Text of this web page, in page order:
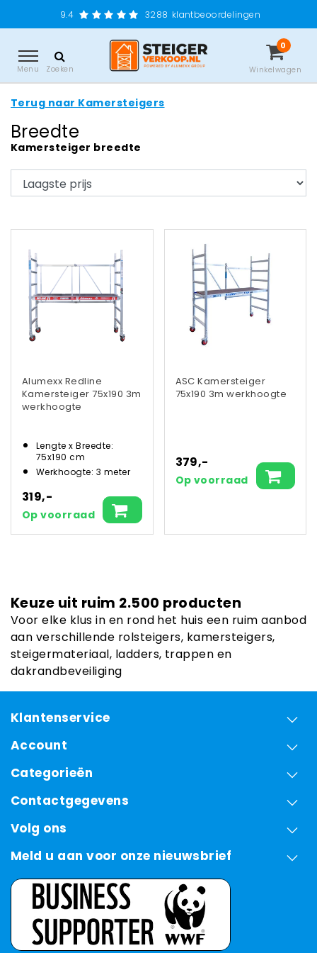
9.4 3288 klantbeoordelingen
Menu Zoeken
0
Winkelwagen
Terug naar Kamersteigers
Breedte
Kamersteiger breedte
Alumexx Redline
Kamersteiger 75x190 3m
werkhoogte
Lengte x Breedte:
75x190 cm
Werkhoogte: 3 meter
319,-
Op voorraad
ASC Kamersteiger
75x190 3m werkhoogte
379,-
Op voorraad
Keuze uit ruim 2.500 producten
Voor elke klus in en rond het huis een ruim aanbod
aan verschillende rolsteigers, kamersteigers,
steigermateriaal, ladders, trappen en
dakrandbeveiliging
Klantenservice
Account
Categorieën
Contactgegevens
Volg ons
Meld u aan voor onze nieuwsbrief